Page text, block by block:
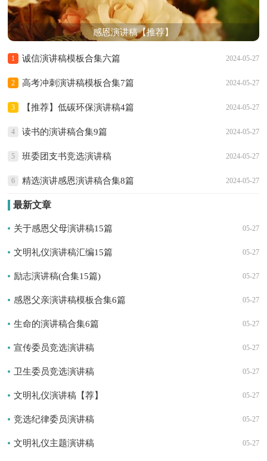
感恩演讲稿【推荐】
1 2024-05-27
诚信演讲稿模板合集六篇
2 2024-05-27
高考冲刺演讲稿模板合集7篇
3 2024-05-27
【推荐】低碳环保演讲稿4篇
4 2024-05-27
读书的演讲稿合集9篇
5 2024-05-27
班委团支书竞选演讲稿
6 2024-05-27
精选演讲感恩演讲稿合集8篇
最新文章
05-27
关于感恩父母演讲稿15篇
05-27
文明礼仪演讲稿汇编15篇
05-27
励志演讲稿(合集15篇)
05-27
感恩父亲演讲稿模板合集6篇
05-27
生命的演讲稿合集6篇
05-27
宣传委员竞选演讲稿
05-27
卫生委员竞选演讲稿
05-27
文明礼仪演讲稿【荐】
05-27
竞选纪律委员演讲稿
05-27
文明礼仪主题演讲稿